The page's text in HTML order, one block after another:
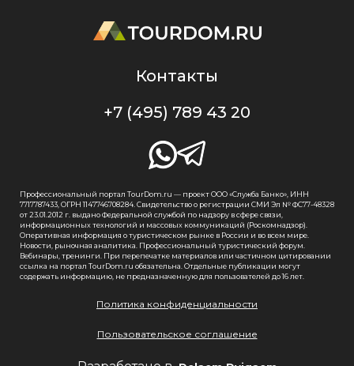
Контакты
+7 (495) 789 43 20
Профессиональный портал TourDom.ru — проект ООО «Служба Банко», ИНН
7717787433, ОГРН 1147746708284. Свидетельство о регистрации СМИ Эл № ФС77-48328
от 23.01.2012 г. выдано Федеральной службой по надзору в сфере связи,
информационных технологий и массовых коммуникаций (Роскомнадзор).
Оперативная информация о туристическом рынке в России и во всем мире.
Новости, рыночная аналитика. Профессиональный туристический форум.
Вебинары, тренинги. При перепечатке материалов или частичном цитировании
ссылка на портал TourDom.ru обязательна. Отдельные публикации могут
содержать информацию, не предназначенную для пользователей до 16 лет.
Политика конфиденциальности
Пользовательское соглашение